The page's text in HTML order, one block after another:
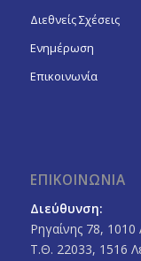
Διεθνείς Σχέσεις
Ενημέρωση
Επικοινωνία
ΕΠΙΚΟΙΝΩΝΙΑ
Διεύθυνση:
Ρηγαίνης 78, 1010
Τ.Θ. 22033, 1516